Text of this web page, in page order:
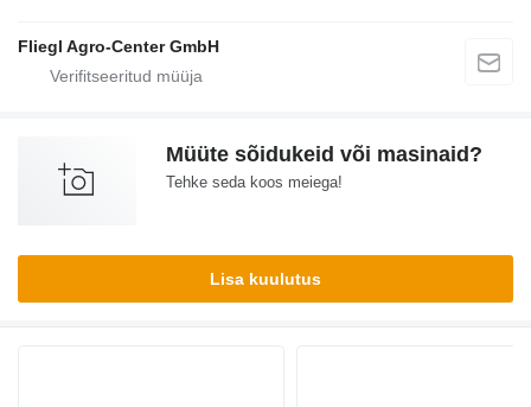
Fliegl Agro-Center GmbH
Müüte sõidukeid või masinaid?
Tehke seda koos meiega!
Lisa kuulutus